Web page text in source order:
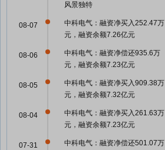
风景独特
中科电气：融资净买入252.47万
元，融资余额7.26亿元
08-07
中科电气：融资净偿还935.6万
元，融资余额7.23亿元
08-06
中科电气：融资净买入909.38万
元，融资余额7.32亿元
08-05
中科电气：融资净买入261.63万
元，融资余额7.23亿元
08-04
中科电气：融资净偿还501.07万
07-31